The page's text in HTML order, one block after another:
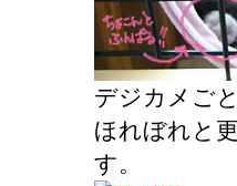
デジカメご
ほれぼれと
す。